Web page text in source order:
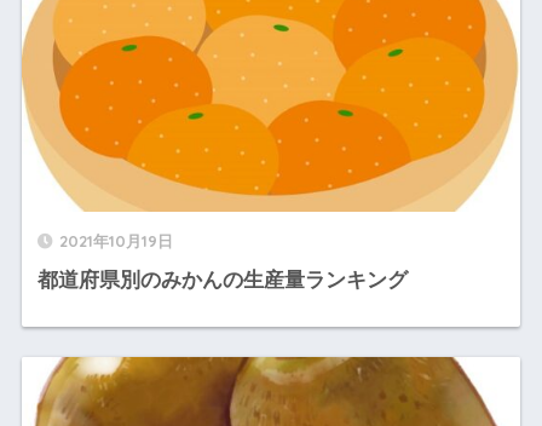
2021年10月19日
都道府県別のみかんの生産量ランキング